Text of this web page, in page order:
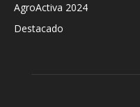
AgroActiva 2024
Destacado